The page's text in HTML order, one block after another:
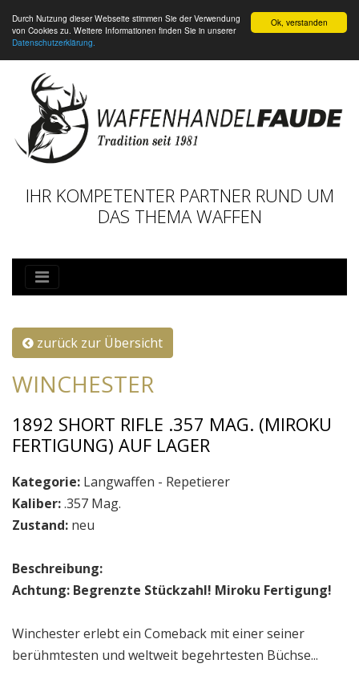
Ok, verstanden
Durch Nutzung dieser Webseite stimmen Sie der Verwendung
von Cookies zu. Weitere Informationen finden Sie in unserer
Datenschutzerklärung.
IHR KOMPETENTER PARTNER RUND UM
DAS THEMA WAFFEN
zurück zur Übersicht
WINCHESTER
1892 SHORT RIFLE .357 MAG. (MIROKU
FERTIGUNG) AUF LAGER
Kategorie: Langwaffen - Repetierer
Kaliber:.357 Mag.
Zustand: neu
Beschreibung:
Achtung: Begrenzte Stückzahl! Miroku Fertigung!
Winchester erlebt ein Comeback mit einer seiner
berühmtesten und weltweit begehrtesten Büchse...